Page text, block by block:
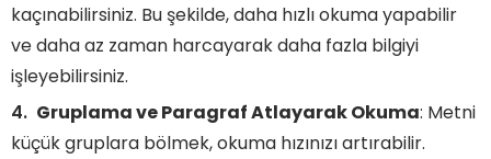
kaçınabilirsiniz. Bu şekilde, daha hızlı okuma yapabilir
ve daha az zaman harcayarak daha fazla bilgiyi
işleyebilirsiniz.
Gruplama ve Paragraf Atlayarak Okuma: Metni
küçük gruplara bölmek, okuma hızınızı artırabilir.